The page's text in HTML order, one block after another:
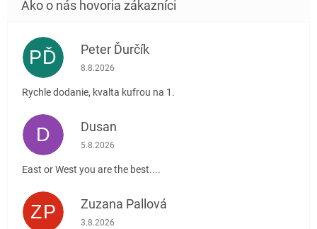
PĎ Peter Ďurčík
Hodnotenie obchodu je 5 z 5 hviezdičiek.
8.8.2026
Rychle dodanie, kvalta kufrou na 1.
D Dusan
Hodnotenie obchodu je 5 z 5 hviezdičiek.
5.8.2026
East or West you are the best....
ZP Zuzana Pallová
Hodnotenie obchodu je 5 z 5 hviezdičiek.
3.8.2026